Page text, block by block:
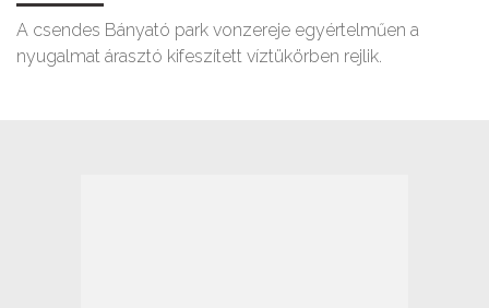
A csendes Bányató park vonzereje egyértelműen a
nyugalmat árasztó kifeszített víztükörben rejlik.